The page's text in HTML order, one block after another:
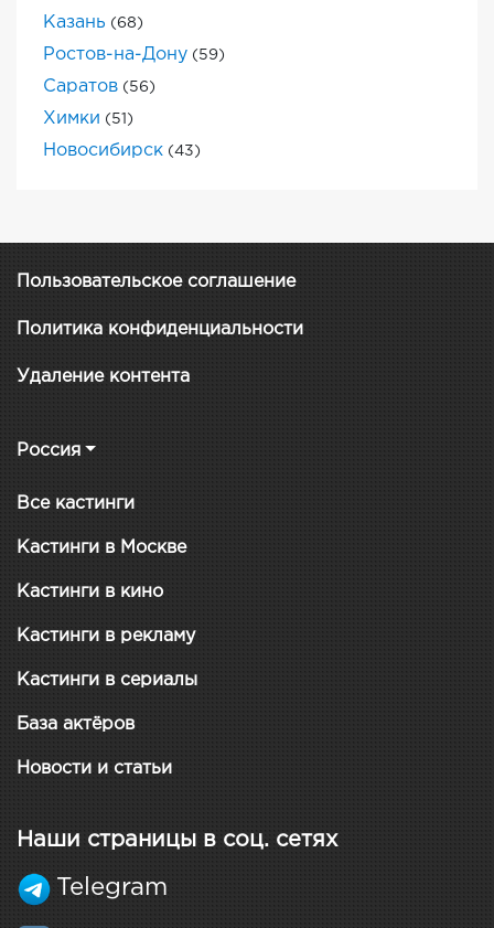
Казань (68)
Ростов-на-Дону (59)
Саратов (56)
Химки (51)
Новосибирск (43)
Пользовательское соглашение
Политика конфиденциальности
Удаление контента
Россия
Все кастинги
Кастинги в Москве
Кастинги в кино
Кастинги в рекламу
Кастинги в сериалы
База актёров
Новости и статьи
Наши страницы в соц. сетях
Telegram